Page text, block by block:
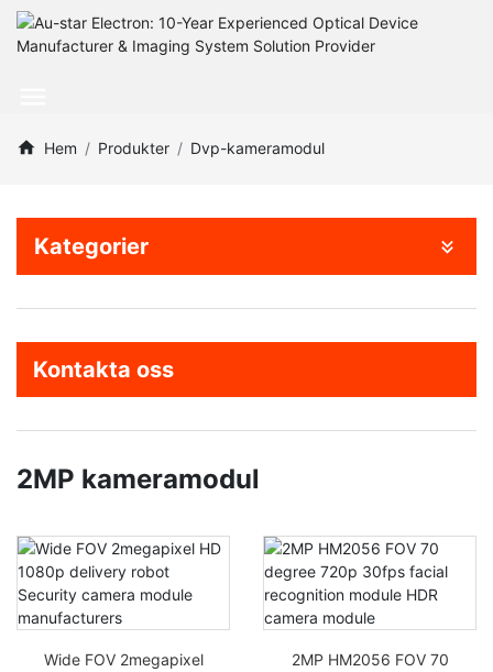
Hem Produkter Dvp-kameramodul
Kategorier
Kontakta oss
2MP kameramodul
Wide FOV 2megapixel
2MP HM2056 FOV 70